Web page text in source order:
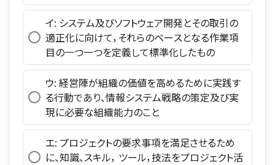
イ: システム及びソフトウェア開発とその取引の
適正化に向けて，それらのベースとなる作業項
目の一つ一つを定義して標準化したもの
ウ: 経営陣が組織の価値を高めるために実践す
る行動であり、情報システム戦略の策定及び実
現に必要な組織能力のこと
エ: プロジェクトの要求事項を満足させるため
に、知識、スキル， ツール，技法をプロジェクト活